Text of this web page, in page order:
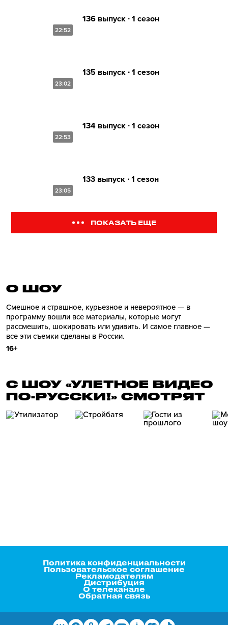
22:52
136 выпуск ∙ 1 сезон
23:02
135 выпуск ∙ 1 сезон
22:53
134 выпуск ∙ 1 сезон
23:05
133 выпуск ∙ 1 сезон
ПОКАЗАТЬ ЕЩЕ
О ШОУ
Смешное и страшное, курьезное и невероятное — в
программу вошли все материалы, которые могут
рассмешить, шокировать или удивить. И самое главное —
все эти съемки сделаны в России.
16+
С ШОУ «УЛЕТНОЕ ВИДЕО
ПО-РУССКИ!» СМОТРЯТ
Политика конфиденциальности
Пользовательское соглашение
Рекламодателям
Дистрибуция
О телеканале
Обратная связь